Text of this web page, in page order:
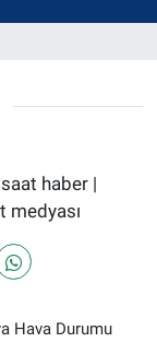
haber |
medyası
Hava Durumu